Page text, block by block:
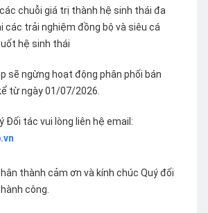
chuỗi giá trị thành hệ sinh thái đa
các trải nghiệm đồng bộ và siêu cá
hệ sinh thái
sẽ ngừng hoạt động phân phối bán
từ ngày 01/07/2026.
Đối tác vui lòng liên hệ email:
thành cảm ơn và kính chúc Quý đối
công.